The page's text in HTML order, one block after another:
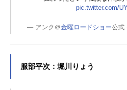
pic.twitter.com/
— アンク＠金曜ロードショー公式
服部平次：堀川りょう